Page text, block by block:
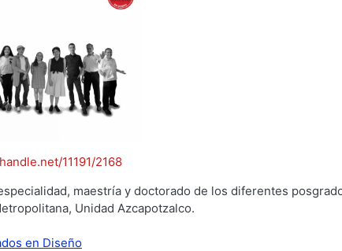
11191/2168
maestría y doctorado de los diferentes
Unidad Azcapotzalco.
en Diseño